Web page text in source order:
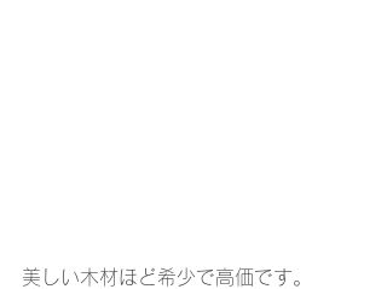
美しい木材ほど希少で高価です。